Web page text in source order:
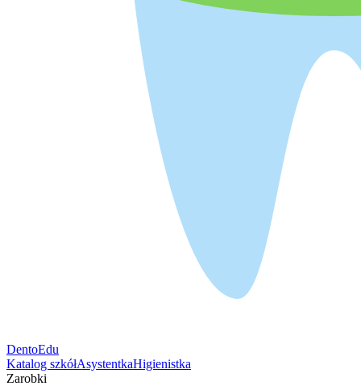
DentoEdu
Katalog szkółAsystentkaHigienistka
Zarobki